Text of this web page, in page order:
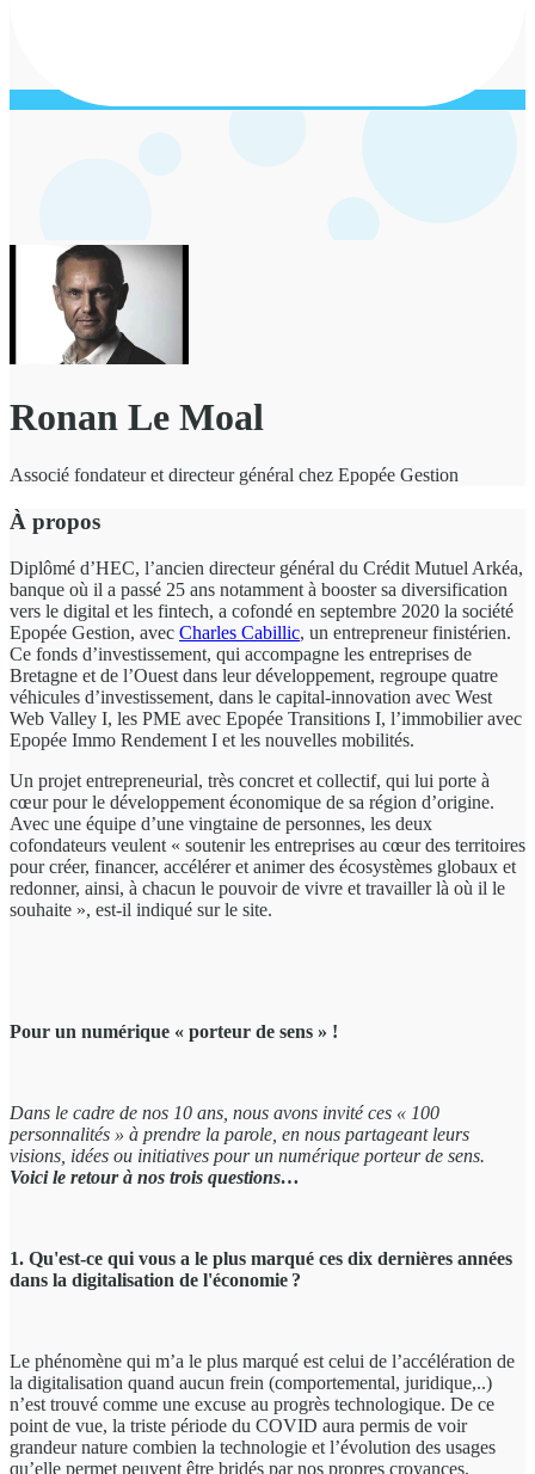
Ronan Le Moal
Associé fondateur et directeur général chez Epopée Gestion
À propos
Diplômé d’HEC, l’ancien directeur général du Crédit Mutuel Arkéa,
banque où il a passé 25 ans notamment à booster sa diversification
vers le digital et les fintech, a cofondé en septembre 2020 la société
Epopée Gestion, avec Charles Cabillic, un entrepreneur finistérien.
Ce fonds d’investissement, qui accompagne les entreprises de
Bretagne et de l’Ouest dans leur développement, regroupe quatre
véhicules d’investissement, dans le capital-innovation avec West
Web Valley I, les PME avec Epopée Transitions I, l’immobilier avec
Epopée Immo Rendement I et les nouvelles mobilités.
Un projet entrepreneurial, très concret et collectif, qui lui porte à
cœur pour le développement économique de sa région d’origine.
Avec une équipe d’une vingtaine de personnes, les deux
cofondateurs veulent « soutenir les entreprises au cœur des territoires
pour créer, financer, accélérer et animer des écosystèmes globaux et
redonner, ainsi, à chacun le pouvoir de vivre et travailler là où il le
souhaite », est-il indiqué sur le site.
Pour un numérique « porteur de sens » !
Dans le cadre de nos 10 ans , nous avons invité ces « 100
personnalités » à prendre la parole, en nous partageant leurs
visions, idées ou initiatives pour un numérique porteur de sens.
Voici le retour à nos trois questions…
1. Qu'est-ce qui vous a le plus marqué ces dix dernières années
dans la digitalisation de l'économie ?
Le phénomène qui m’a le plus marqué est celui de l’accélération de
la digitalisation quand aucun frein (comportemental, juridique,..)
n’est trouvé comme une excuse au progrès technologique. De ce
point de vue, la triste période du COVID aura permis de voir
grandeur nature combien la technologie et l’évolution des usages
qu’elle permet peuvent être bridés par nos propres croyances,